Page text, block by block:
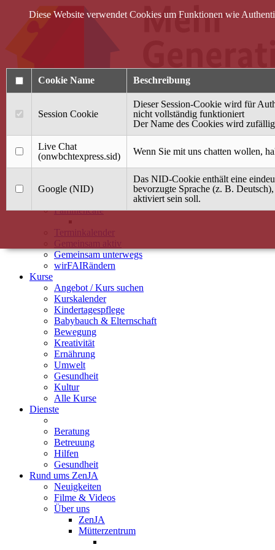
Anmelden
Startseite
Treffpunkt Jung & Alt
40 Jahre Mütterzentrum
Familiencafé
Terminkalender
Gemeinsam aktiv
Gemeinsam unterwegs
wirFAIRändern
Kurse
Angebot / Kurs suchen
Kurskalender
Kindertagespflege
Babybauch & Elternschaft
Bewegung
Kreativität
Ernährung
Umwelt
Gesundheit
Kultur
Alle Kurse
Dienste
Beratung
Betreuung
Hilfen
Gesundheit
Rund ums ZenJA
Neuigkeiten
Filme & Videos
Über uns
ZenJA
Mütterzentrum
Diese Website verwendet Cookies um Funktionen wie
Cookie Name Beschreibung
Session Cookie
Dieser Session-Cookie wird für
nicht vollständig funktioniert
Der Name des Cookies wird
Live Chat
(onwbchtexpress.sid)
Wenn Sie mit uns chatten wollen,
Google (NID)
Das NID-Cookie enthält eine
bevorzugte Sprache (z. B.
aktiviert sein soll.